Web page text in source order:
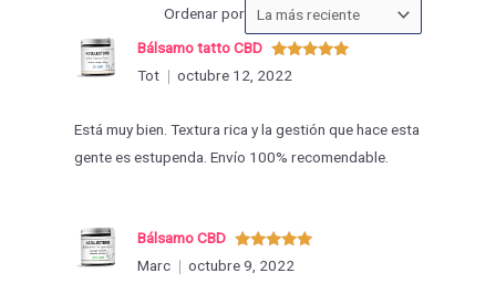
Ordenar porOrdenar
las
Valorado
con
Bálsamo tatto CBD
Tot
octubre 12, 2022
Está muy bien. Textura rica y la gestión que hace esta
gente es estupenda. Envío 100% recomendable.
Valorado
con5de 5
Bálsamo CBD
Marc
octubre 9, 2022